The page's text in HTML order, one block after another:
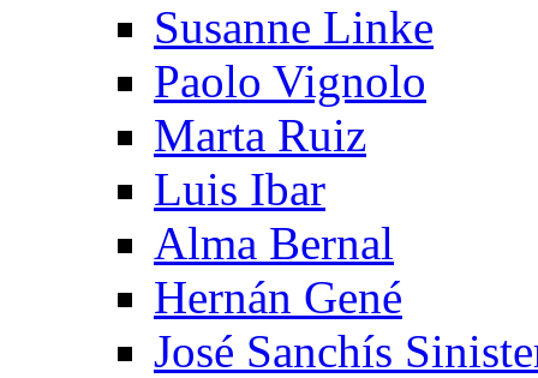
Susanne Linke
Paolo Vignolo
Marta Ruiz
Luis Ibar
Alma Bernal
Hernán Gené
José Sanchís